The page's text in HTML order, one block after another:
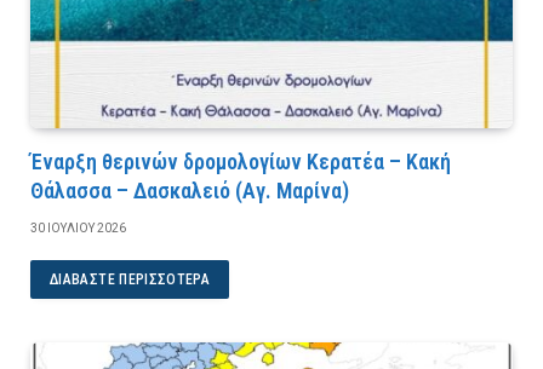
Έναρξη θερινών δρομολογίων Κερατέα – Κακή
Θάλασσα – Δασκαλειό (Αγ. Μαρίνα)
30 ΙΟΥΛΊΟΥ 2026
ΔΙΑΒΆΣΤΕ ΠΕΡΙΣΣΌΤΕΡΑ